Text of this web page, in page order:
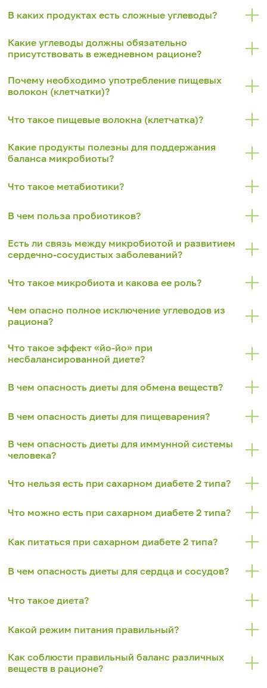
В каких продуктах есть сложные углеводы?
Какие углеводы должны обязательно
присутствовать в ежедневном рационе?
Почему необходимо употребление пищевых
волокон (клетчатки)?
Что такое пищевые волокна (клетчатка)?
Какие продукты полезны для поддержания
баланса микробиоты?
Что такое метабиотики?
В чем польза пробиотиков?
Есть ли связь между микробиотой и развитием
сердечно-сосудистых заболеваний?
Что такое микробиота и какова ее роль?
Чем опасно полное исключение углеводов из
рациона?
Что такое эффект «йо-йо» при
несбалансированной диете?
В чем опасность диеты для обмена веществ?
В чем опасность диеты для пищеварения?
В чем опасность диеты для иммунной системы
человека?
Что нельзя есть при сахарном диабете 2 типа?
Что можно есть при сахарном диабете 2 типа?
Как питаться при сахарном диабете 2 типа?
В чем опасность диеты для сердца и сосудов?
Что такое диета?
Какой режим питания правильный?
Как соблюсти правильный баланс различных
веществ в рационе?